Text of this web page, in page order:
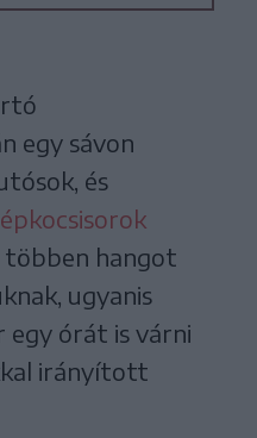
egy sávon
és
többen hangot
ugyanis
órát is várni
irányított